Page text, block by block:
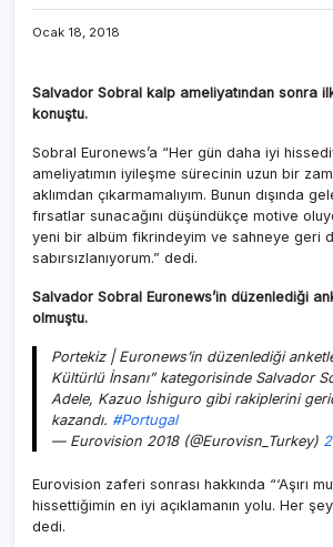
Ocak 18, 2018
Salvador Sobral kalp ameliyatından sonra
konuştu.
Sobral Euronews’a “Her gün daha iyi
ameliyatımın iyileşme sürecinin uzun bir
aklımdan çıkarmamalıyım. Bunun dışında
fırsatlar sunacağını düşündükçe motive
yeni bir albüm fikrindeyim ve sahneye geri
sabırsızlanıyorum.” dedi.
Salvador Sobral Euronews’in düzenlediği
olmuştu.
Portekiz | Euronews’in düzenlediği
Kültürlü İnsanı” kategorisinde Salvador
Adele, Kazuo İshiguro gibi rakiplerini
kazandı. #Portugal
— Eurovision 2018 (@Eurovisn_Turkey)
Eurovision zaferi sonrası hakkında “‘Aşırı
hissettiğimin en iyi açıklamanın yolu. Her şey
dedi.